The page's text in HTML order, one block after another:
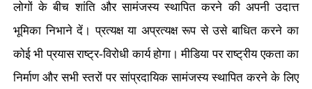
लोगों के बीच शांति और सामंजस्य स्थापित करने की अपनी उदात्त
भूमिका निभाने दें। प्रत्यक्ष या अप्रत्यक्ष रूप से उसे बाधित करने का
कोई भी प्रयास राष्ट्र-विरोधी कार्य होगा। मीडिया पर राष्ट्रीय एकता का
निर्माण और सभी स्तरों पर सांप्रदायिक सामंजस्य स्थापित करने के लिए